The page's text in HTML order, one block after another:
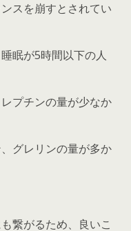
スを崩すとされてい
眠が5時間以下の人
プチンの量が少なか
グレリンの量が多か
繋がるため、良いこ